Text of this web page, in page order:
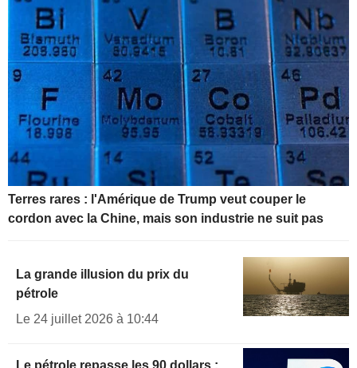
Terres rares : l'Amérique de Trump veut couper le
cordon avec la Chine, mais son industrie ne suit pas
La grande illusion du prix du
pétrole
Le 24 juillet 2026 à 10:44
Le pétrole repasse les 90 dollars :